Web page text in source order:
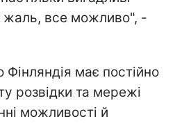
жаль, все можливо", -
Фінляндія має постійно
розвідки та мережі
можливості й